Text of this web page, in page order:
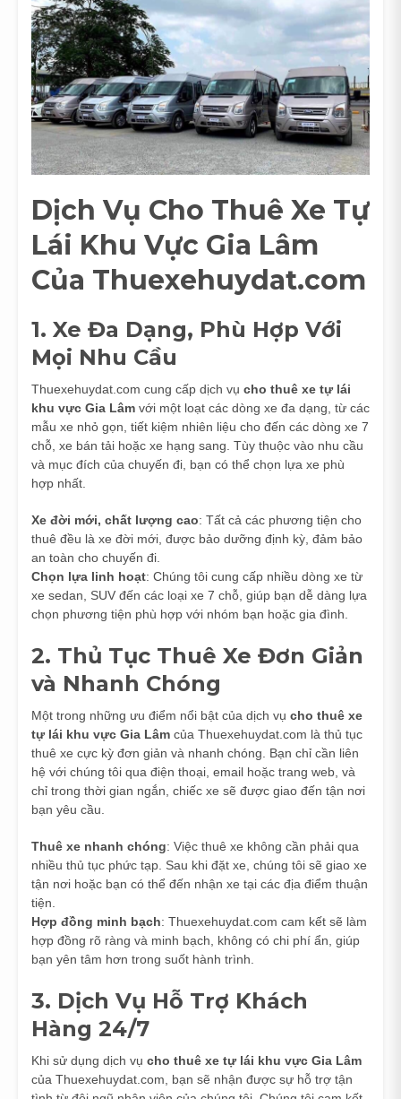
Dịch Vụ Cho Thuê Xe Tự
Lái Khu Vực Gia Lâm
Của Thuexehuydat.com
1. Xe Đa Dạng, Phù Hợp Với
Mọi Nhu Cầu
Thuexehuydat.com cung cấp dịch vụ cho thuê xe tự lái
khu vực Gia Lâm với một loạt các dòng xe đa dạng, từ các
mẫu xe nhỏ gọn, tiết kiệm nhiên liệu cho đến các dòng xe 7
chỗ, xe bán tải hoặc xe hạng sang. Tùy thuộc vào nhu cầu
và mục đích của chuyến đi, bạn có thể chọn lựa xe phù
hợp nhất.
Xe đời mới, chất lượng cao: Tất cả các phương tiện cho
thuê đều là xe đời mới, được bảo dưỡng định kỳ, đảm bảo
an toàn cho chuyến đi.
Chọn lựa linh hoạt: Chúng tôi cung cấp nhiều dòng xe từ
xe sedan, SUV đến các loại xe 7 chỗ, giúp bạn dễ dàng lựa
chọn phương tiện phù hợp với nhóm bạn hoặc gia đình.
2. Thủ Tục Thuê Xe Đơn Giản
và Nhanh Chóng
Một trong những ưu điểm nổi bật của dịch vụ cho thuê xe
tự lái khu vực Gia Lâm của Thuexehuydat.com là thủ tục
thuê xe cực kỳ đơn giản và nhanh chóng. Bạn chỉ cần liên
hệ với chúng tôi qua điện thoại, email hoặc trang web, và
chỉ trong thời gian ngắn, chiếc xe sẽ được giao đến tận nơi
bạn yêu cầu.
Thuê xe nhanh chóng: Việc thuê xe không cần phải qua
nhiều thủ tục phức tạp. Sau khi đặt xe, chúng tôi sẽ giao xe
tận nơi hoặc bạn có thể đến nhận xe tại các địa điểm thuận
tiện.
Hợp đồng minh bạch: Thuexehuydat.com cam kết sẽ làm
hợp đồng rõ ràng và minh bạch, không có chi phí ẩn, giúp
bạn yên tâm hơn trong suốt hành trình.
3. Dịch Vụ Hỗ Trợ Khách
Hàng 24/7
Khi sử dụng dịch vụ cho thuê xe tự lái khu vực Gia Lâm
của Thuexehuydat.com, bạn sẽ nhận được sự hỗ trợ tận